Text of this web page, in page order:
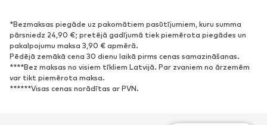
APAVI
Jaunumi
Šobrīd populāri
Brīvā laika apavi
Puszābaki
Augstpapēžu apavi
Zābaki
*Bezmaksas piegāde uz pakomātiem pasūtījumiem, kuru summa
pārsniedz 24,90 €; pretējā gadījumā tiek piemērota piegādes un
pakalpojumu maksa 3,90 € apmērā.
Pēdējā zemākā cena 30 dienu laikā pirms cenas samazināšanas.
****Bez maksas no visiem tīkliem Latvijā. Par zvaniem no ārzemēm
var tikt piemērota maksa.
******Visas cenas norādītas ar PVN.